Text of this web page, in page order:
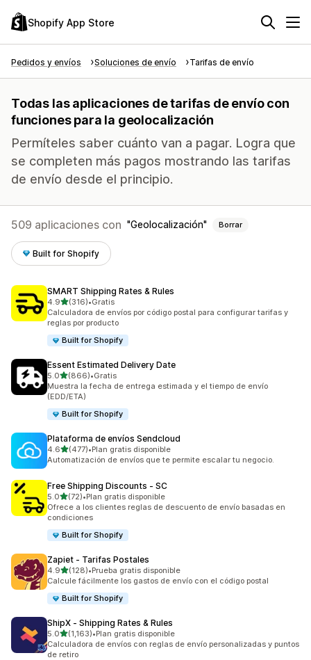
Shopify App Store
Pedidos y envíos Soluciones de envío Tarifas de envío
Todas las aplicaciones de tarifas de envío con
funciones para la geolocalización
Permíteles saber cuánto van a pagar. Logra que
se completen más pagos mostrando las tarifas
de envío desde el principio.
509 aplicaciones con Geolocalización Borrar
Built for Shopify
SMART Shipping Rates & Rules
4.9de 5 estrellas
(316)
316 reseñas en total
•Gratis
Calculadora de envíos por código postal para configurar tarifas y
reglas por producto
Built for Shopify
Essent Estimated Delivery Date
5.0de 5 estrellas
(866)
866 reseñas en total
•Gratis
Muestra la fecha de entrega estimada y el tiempo de envío
(EDD/ETA)
Built for Shopify
Plataforma de envíos Sendcloud
4.6de 5 estrellas
(477)
477 reseñas en total
•Plan gratis disponible
Automatización de envíos que te permite escalar tu negocio.
Free Shipping Discounts ‑ SC
5.0de 5 estrellas
(72)
72 reseñas en total
•Plan gratis disponible
Ofrece a los clientes reglas de descuento de envío basadas en
condiciones
Built for Shopify
Zapiet ‑ Tarifas Postales
4.9de 5 estrellas
(128)
128 reseñas en total
•Prueba gratis disponible
Calcule fácilmente los gastos de envío con el código postal
Built for Shopify
ShipX ‑ Shipping Rates & Rules
5.0de 5 estrellas
(1,163)
1163 reseñas en total
•Plan gratis disponible
Calculadora de envíos con reglas de envío personalizadas y puntos
de retiro